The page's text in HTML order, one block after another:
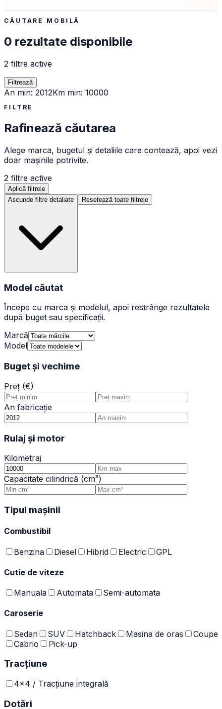
CĂUTARE MOBILĂ
0 rezultate disponibile
2 filtre active
Filtrează
An min: 2012Km min: 10000
FILTRE
Rafinează căutarea
Alege marca, bugetul și detaliile care contează, apoi vezi
doar mașinile potrivite.
2 filtre active
Aplică filtrele
Ascunde filtre detaliate
Resetează toate filtrele
Model căutat
Începe cu marca și modelul, apoi restrânge rezultatele
după buget sau specificații.
Marcă
Model
Buget și vechime
Preț (€)
An fabricație
Rulaj și motor
Kilometraj
Capacitate cilindrică (cm³)
Tipul mașinii
Combustibil
Benzina Diesel Hibrid Electric GPL
Cutie de viteze
Manuala Automata Semi-automata
Caroserie
Sedan SUV Hatchback Masina de oras
Coupe
Cabrio
Pick-up
Tracțiune
4x4 / Tracțiune integrală
Dotări